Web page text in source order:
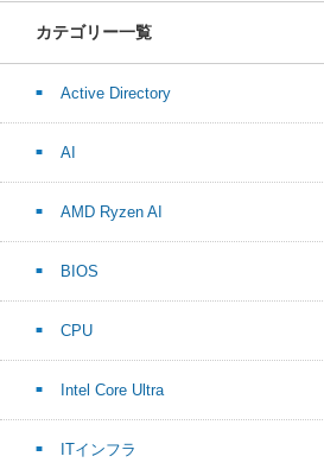
カテゴリー一覧
Active Directory
AI
AMD Ryzen AI
BIOS
CPU
Intel Core Ultra
ITインフラ